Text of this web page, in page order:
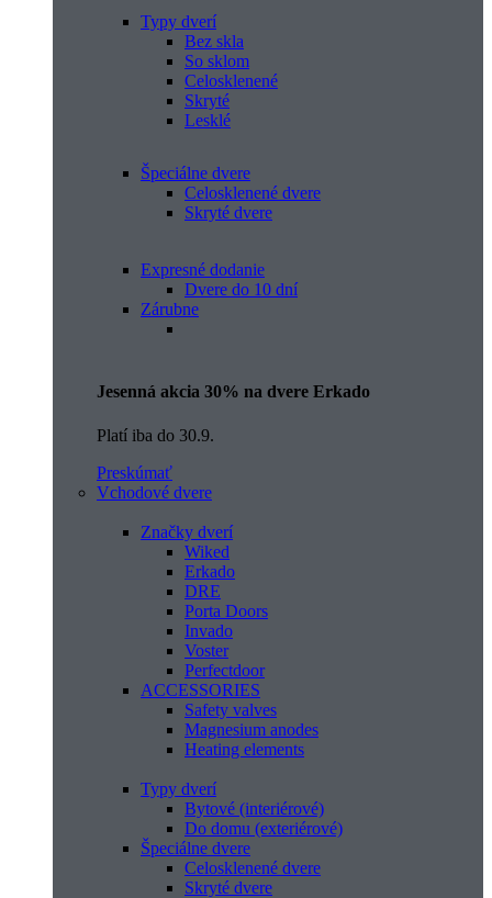
Typy dverí
Bez skla
So sklom
Celosklenené
Skryté
Lesklé
Špeciálne dvere
Celosklenené dvere
Skryté dvere
Expresné dodanie
Dvere do 10 dní
Zárubne
Jesenná akcia 30% na dvere Erkado
Platí iba do 30.9.
Preskúmať
Vchodové dvere
Značky dverí
Wiked
Erkado
DRE
Porta Doors
Invado
Voster
Perfectdoor
ACCESSORIES
Safety valves
Magnesium anodes
Heating elements
Typy dverí
Bytové (interiérové)
Do domu (exteriérové)
Špeciálne dvere
Celosklenené dvere
Skryté dvere